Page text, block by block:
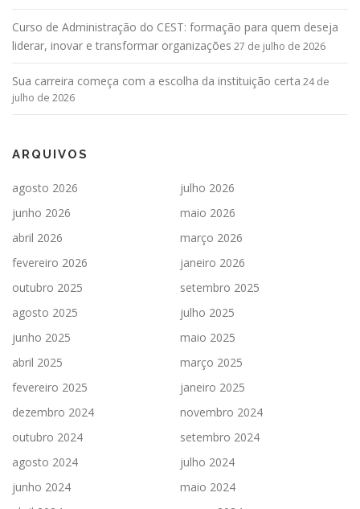
Curso de Administração do CEST: formação para quem deseja
liderar, inovar e transformar organizações 27 de julho de 2026
Sua carreira começa com a escolha da instituição certa 24 de
julho de 2026
ARQUIVOS
agosto 2026
julho 2026
junho 2026
maio 2026
abril 2026
março 2026
fevereiro 2026
janeiro 2026
outubro 2025
setembro 2025
agosto 2025
julho 2025
junho 2025
maio 2025
abril 2025
março 2025
fevereiro 2025
janeiro 2025
dezembro 2024
novembro 2024
outubro 2024
setembro 2024
agosto 2024
julho 2024
junho 2024
maio 2024